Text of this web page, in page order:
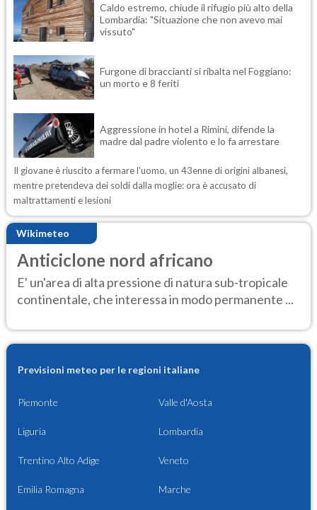
Caldo estremo, chiude il rifugio più alto della
Lombardia: "Situazione che non avevo mai
vissuto"
Furgone di braccianti si ribalta nel Foggiano:
un morto e 8 feriti
Aggressione in hotel a Rimini, difende la
madre dal padre violento e lo fa arrestare
Il giovane è riuscito a fermare l'uomo, un 43enne di origini albanesi,
mentre pretendeva dei soldi dalla moglie: ora è accusato di
maltrattamenti e lesioni
Wikimeteo
Anticiclone nord africano
E' un'area di alta pressione di natura sub-tropicale
continentale, che interessa in modo permanente ...
Previsioni meteo per le regioni italiane
Piemonte Valle d'Aosta
Liguria Lombardia
Trentino Alto Adige Veneto
Emilia Romagna Marche